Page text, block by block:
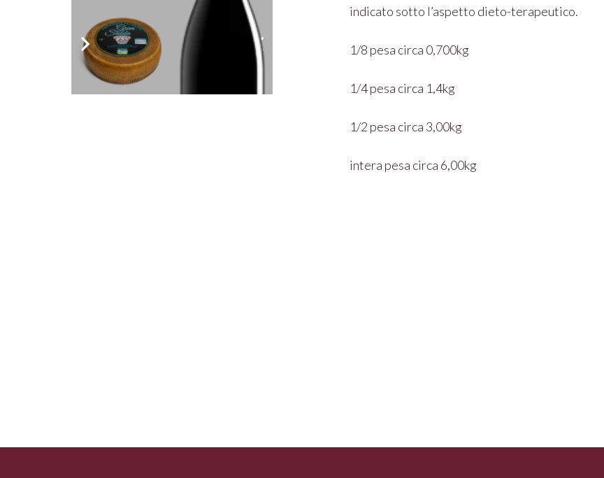
indicato sotto l’aspetto dieto-terapeutico.
1/8 pesa circa 0,700kg
1/4 pesa circa 1,4kg
1/2 pesa circa 3,00kg
intera pesa circa 6,00kg